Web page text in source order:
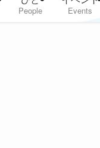
People Events